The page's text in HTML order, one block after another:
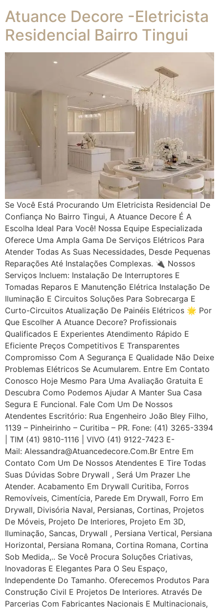
Atuance Decore -Eletricista
Residencial Bairro Tingui
Se Você Está Procurando Um Eletricista Residencial De
Confiança No Bairro Tingui, A Atuance Decore É A
Escolha Ideal Para Você! Nossa Equipe Especializada
Oferece Uma Ampla Gama De Serviços Elétricos Para
Atender Todas As Suas Necessidades, Desde Pequenas
Reparações Até Instalações Complexas. 🔌 Nossos
Serviços Incluem: Instalação De Interruptores E
Tomadas Reparos E Manutenção Elétrica Instalação De
Iluminação E Circuitos Soluções Para Sobrecarga E
Curto-Circuitos Atualização De Painéis Elétricos 🌟 Por
Que Escolher A Atuance Decore? Profissionais
Qualificados E Experientes Atendimento Rápido E
Eficiente Preços Competitivos E Transparentes
Compromisso Com A Segurança E Qualidade Não Deixe
Problemas Elétricos Se Acumularem. Entre Em Contato
Conosco Hoje Mesmo Para Uma Avaliação Gratuita E
Descubra Como Podemos Ajudar A Manter Sua Casa
Segura E Funcional. Fale Com Um De Nossos
Atendentes Escritório: Rua Engenheiro João Bley Filho,
1139 – Pinheirinho – Curitiba – PR. Fone: (41) 3265-3394
| TIM (41) 9810-1116 | VIVO (41) 9122-7423 E-
Mail: Alessandra@atuancedecore.com.br Entre Em
Contato Com Um De Nossos Atendentes E Tire Todas
Suas Dúvidas Sobre Drywall ‎, Será Um Prazer Lhe
Atender. Acabamento Em Drywall Curitiba, Forros
Removíveis, Cimentícia, Parede Em Drywall, Forro Em
Drywall, Divisória Naval, Persianas, Cortinas, Projetos
De Móveis, Projeto De Interiores, Projeto Em 3D,
Iluminação, Sancas, Drywall , Persiana Vertical, Persiana
Horizontal, Persiana Romana, Cortina Romana, Cortina
Sob Medida,.. Se Você Procura Soluções Criativas,
Inovadoras E Elegantes Para O Seu Espaço,
Independente Do Tamanho. Oferecemos Produtos Para
Construção Civil E Projetos De Interiores. Através De
Parcerias Com Fabricantes Nacionais E Multinacionais,